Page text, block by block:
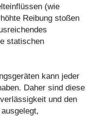
(wie
Reibung stoßen
statischen
kann jeder
Daher sind diese
und den